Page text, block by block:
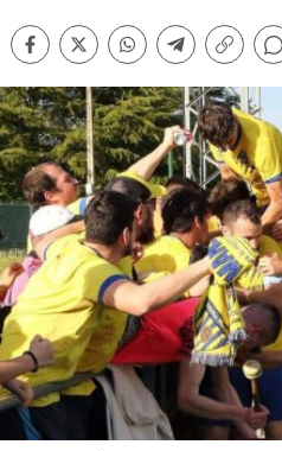
Facebook
TwitterWhatsappTelegram
Copiar
Comentarios